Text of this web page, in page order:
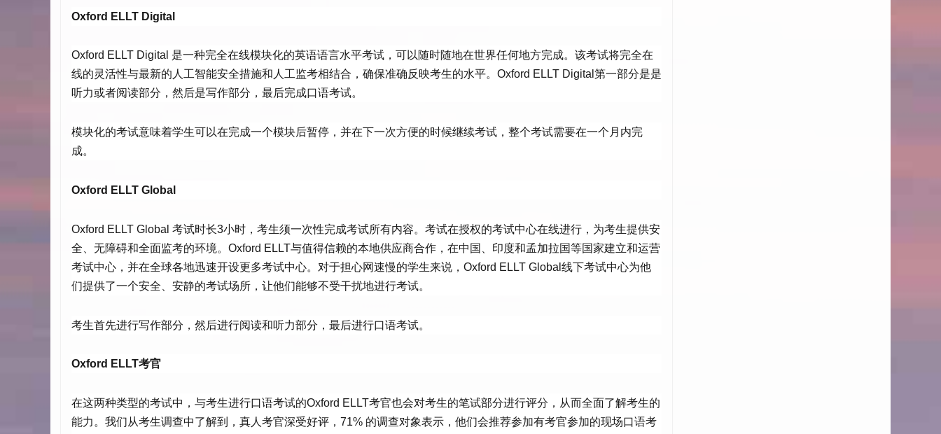
Oxford ELLT Digital
Oxford ELLT Digital 是一种完全在线模块化的英语语言水平考试，可以随时随地在世界任何地方完成。该考试将完全在
线的灵活性与最新的人工智能安全措施和人工监考相结合，确保准确反映考生的水平。Oxford ELLT Digital第一部分是是
听力或者阅读部分，然后是写作部分，最后完成口语考试。
模块化的考试意味着学生可以在完成一个模块后暂停，并在下一次方便的时候继续考试，整个考试需要在一个月内完
成。
Oxford ELLT Global
Oxford ELLT Global 考试时长3小时，考生须一次性完成考试所有内容。考试在授权的考试中心在线进行，为考生提供安
全、无障碍和全面监考的环境。Oxford ELLT与值得信赖的本地供应商合作，在中国、印度和孟加拉国等国家建立和运营
考试中心，并在全球各地迅速开设更多考试中心。对于担心网速慢的学生来说，Oxford ELLT Global线下考试中心为他
们提供了一个安全、安静的考试场所，让他们能够不受干扰地进行考试。
考生首先进行写作部分，然后进行阅读和听力部分，最后进行口语考试。
Oxford ELLT考官
在这两种类型的考试中，与考生进行口语考试的Oxford ELLT考官也会对考生的笔试部分进行评分，从而全面了解考生的
能力。我们从考生调查中了解到，真人考官深受好评，71% 的调查对象表示，他们会推荐参加有考官参加的现场口语考